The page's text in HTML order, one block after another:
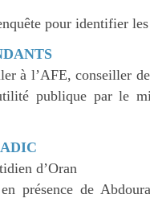
pour identifier
à l’AFE, conseiller
publique par le
d’Oran
présence de